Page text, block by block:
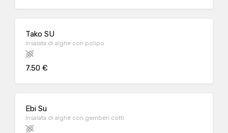
Tako SU
Insalata di alghe con polipo
7.50 €
Ebi Su
Insalata di alghe con gemberi cotti